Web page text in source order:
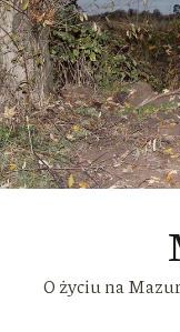
O życiu na